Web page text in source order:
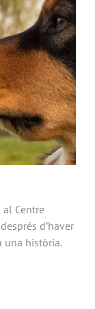
al Centre
d’haver
una història.